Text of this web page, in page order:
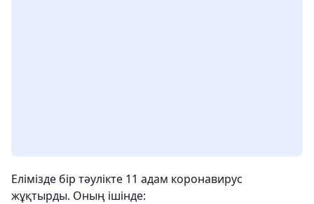
Елімізде бір тәулікте 11 адам коронавирус
жұқтырды. Оның ішінде: